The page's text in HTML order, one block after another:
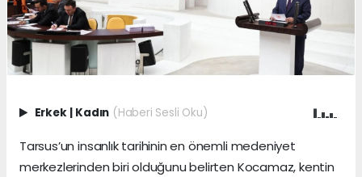
Erkek | Kadın (Haberi Sesli Oku)
Tarsus’un insanlık tarihinin en önemli medeniyet
merkezlerinden biri olduğunu belirten Kocamaz, kentin